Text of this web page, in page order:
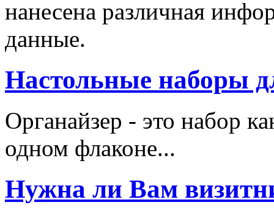
нанесена различная
данные.
Настольные наборы
Органайзер - это набор
одном флаконе...
Нужна ли Вам